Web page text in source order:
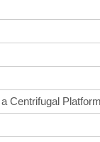
Centrifugal Platform